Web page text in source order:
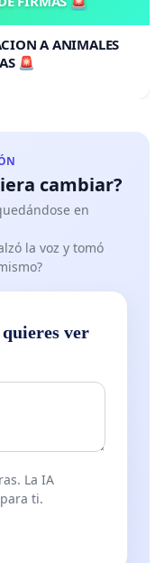
A ANIMALES
🚨
cambiar?
en
la voz y tomó
ver
La IA
ti.